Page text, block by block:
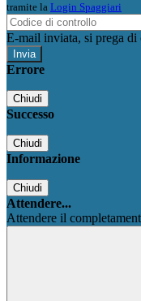
tramite la Login Spaggiari
E-mail inviata, si prega di
Errore
Chiudi
Successo
Chiudi
Informazione
Chiudi
Attendere...
Attendere il